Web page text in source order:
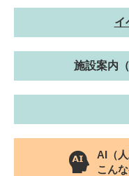
イ
施設案内
AI（
こん